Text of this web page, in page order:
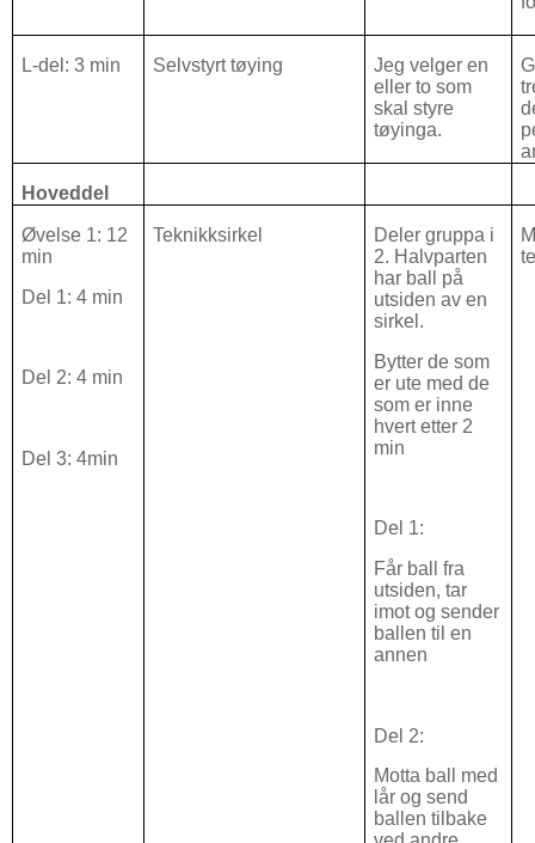
L-del: 3 min Selvstyrt tøying
Jeg velger en
eller to som
skal styre
tøyinga.
Hoveddel
Øvelse 1: 12
min
Del 1: 4 min
Del 2: 4 min
Del 3: 4min
Teknikksirkel
Deler gruppa i
2. Halvparten
har ball på
utsiden av en
sirkel.
Bytter de som
er ute med de
som er inne
hvert etter 2
min
Del 1:
Får ball fra
utsiden, tar
imot og sender
ballen til en
annen
Del 2:
Motta ball med
lår og send
ballen tilbake